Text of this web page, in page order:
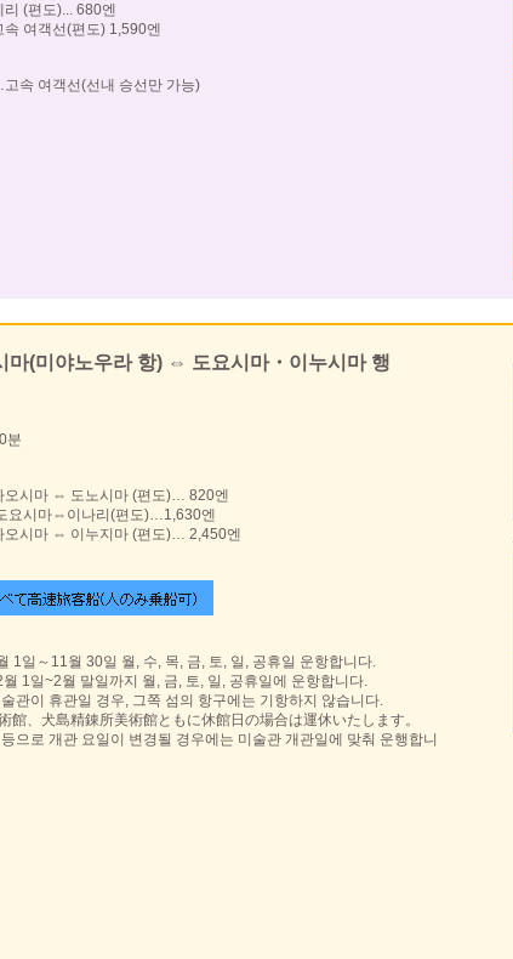
리 (편도)... 680엔
속 여객선(편도) 1,590엔
속 여객선(선내 승선만 가능)
마(미야노우라 항) ⇔ 도요시마・이누시마 행
분
오시마 ⇔ 도노시마 (편도)… 820엔
요시마⇔이나리(편도)…1,630엔
오시마 ⇔ 이누지마 (편도)… 2,450엔
1일～11월 30일 월, 수, 목, 금, 토, 일, 공휴일 운항합니다.
1일~2월 말일까지 월, 금, 토, 일, 공휴일에 운항합니다.
관이 휴관일 경우, 그쪽 섬의 항구에는 기항하지 않습니다.
館、犬島精錬所美術館ともに休館日の場合は運休いたします。
으로 개관 요일이 변경될 경우에는 미술관 개관일에 맞춰 운행합니